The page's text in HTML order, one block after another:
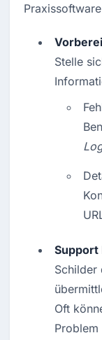
Stelle
Support
Schilder
Oft